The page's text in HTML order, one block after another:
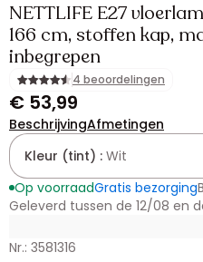
NETTLIFE E27
166 cm, stoffen kap,
inbegrepen
4 beoordelingen
€ 53,99
BeschrijvingAfmetingen
Kleur (tint) : Wit
Op voorraadGratis bezorging
Geleverd tussen de 12/08 en
Nr.: 3581316